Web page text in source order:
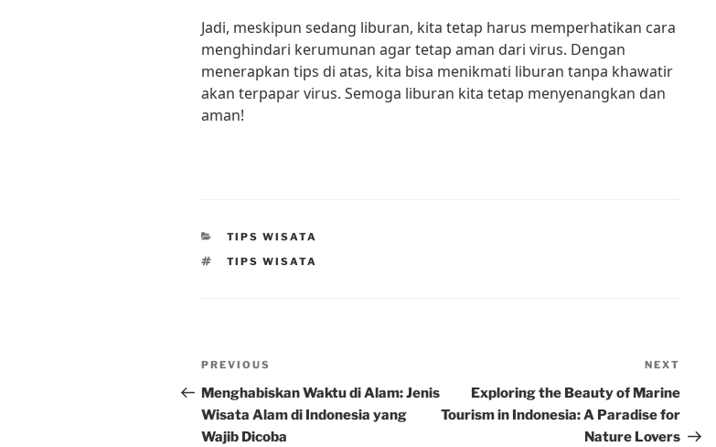
Jadi, meskipun sedang liburan, kita tetap harus memperhatikan cara
menghindari kerumunan agar tetap aman dari virus. Dengan
menerapkan tips di atas, kita bisa menikmati liburan tanpa khawatir
akan terpapar virus. Semoga liburan kita tetap menyenangkan dan
aman!
CATEGORIES
TIPS WISATA
TAGS
TIPS WISATA
Post
navigation
Previous
Post
PREVIOUS
Menghabiskan Waktu di Alam: Jenis
Wisata Alam di Indonesia yang
Wajib Dicoba
Post
NEXT
Exploring the Beauty of Marine
Tourism in Indonesia: A Paradise for
Nature Lovers